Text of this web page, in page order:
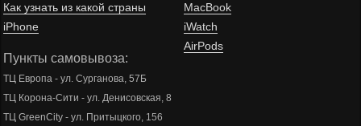
Как узнать из какой страны
iPhone
Пункты самовывоза:
ТЦ Европа - ул. Сурганова, 57Б
ТЦ Корона-Сити - ул. Денисовская, 8
ТЦ GreenCity - ул. Притыцкого, 156
MacBook
iWatch
AirPods